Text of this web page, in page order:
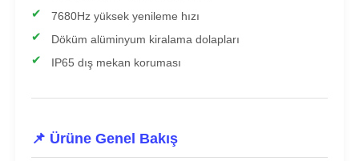
Kalite kontrolü
7680Hz yüksek yenileme hızı
Döküm alüminyum kiralama dolapları
IP65 dış mekan koruması
📌 Ürüne Genel Bakış